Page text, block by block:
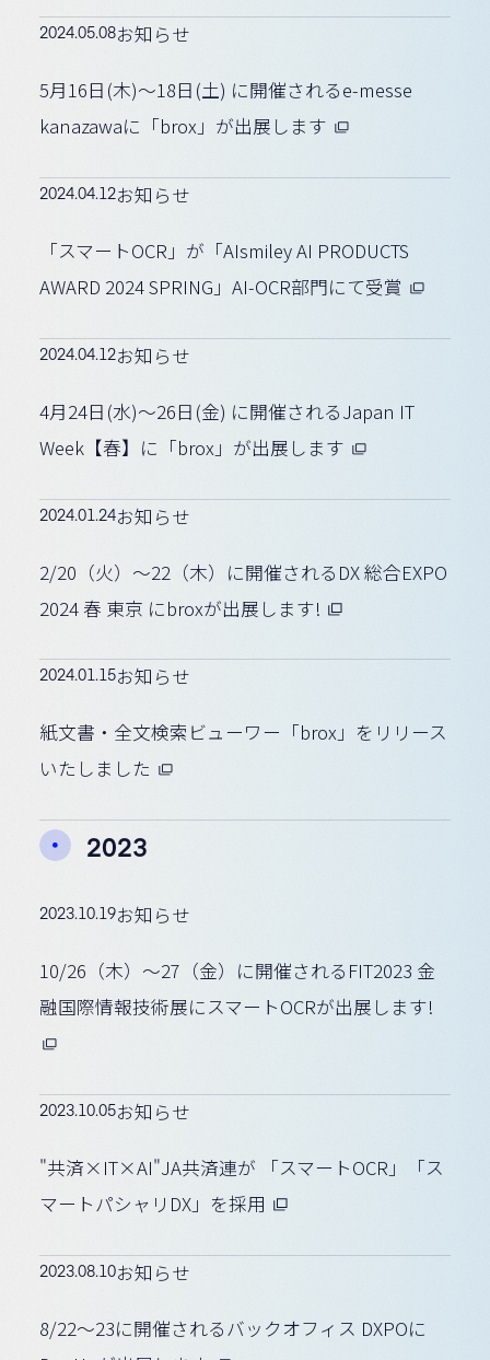
2024.05.08お知らせ
5月16日(木)〜18日(土) に開催されるe-messe
kanazawaに「brox」が出展します
2024.04.12お知らせ
「スマートOCR」が「AIsmiley AI PRODUCTS
AWARD 2024 SPRING」AI-OCR部門にて受賞
2024.04.12お知らせ
4月24日(水)〜26日(金) に開催されるJapan IT
Week【春】に「brox」が出展します
2024.01.24お知らせ
2/20（火）～22（木）に開催されるDX 総合EXPO
2024 春 東京 にbroxが出展します!
2024.01.15お知らせ
紙文書・全文検索ビューワー「brox」をリリース
いたしました
2023
2023.10.19お知らせ
10/26（木）～27（金）に開催されるFIT2023 金
融国際情報技術展にスマートOCRが出展します!
2023.10.05お知らせ
"共済×IT×AI"JA共済連が 「スマートOCR」「ス
マートパシャリDX」を採用
2023.08.10お知らせ
8/22～23に開催されるバックオフィス DXPOに